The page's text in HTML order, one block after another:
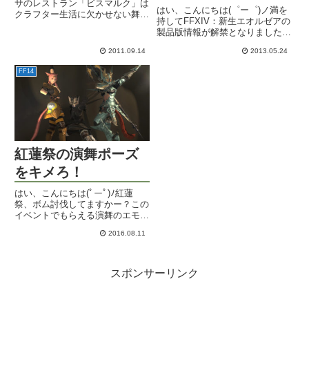
サのレストラン「ビスマルク」は
クラフター生活に欠かせない舞台
ラスクエストをしたり・・。今日
ッフが仕事をする活気溢れるレ
2011.09.14
はい、こんにちは(゜ー゜)ノ満を
持してFFXIV：新生エオルゼアの
製品版情報が解禁となりました！
決定。サービス開始日も同じ日で
2013.05.24
FF14
紅蓮祭の演舞ポーズ
をキメろ！
はい、こんにちは(ﾟーﾟ)ﾉ紅蓮
祭、ボム討伐してますかー？この
イベントでもらえる演舞のエモが
レコレポーズをキメるだけの日記
約束の変身マクロー！ちゃぶ台...
2016.08.11
スポンサーリンク